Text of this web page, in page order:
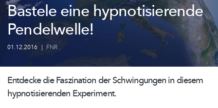
Bastele eine hypnotisierende
Pendelwelle!
01.12.2016 | FNR
Entdecke die Faszination der Schwingungen in diesem
hypnotisierenden Experiment.